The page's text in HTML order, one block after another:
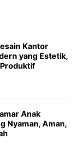
Kantor
yang Estetik,
Anak
Nyaman, Aman,